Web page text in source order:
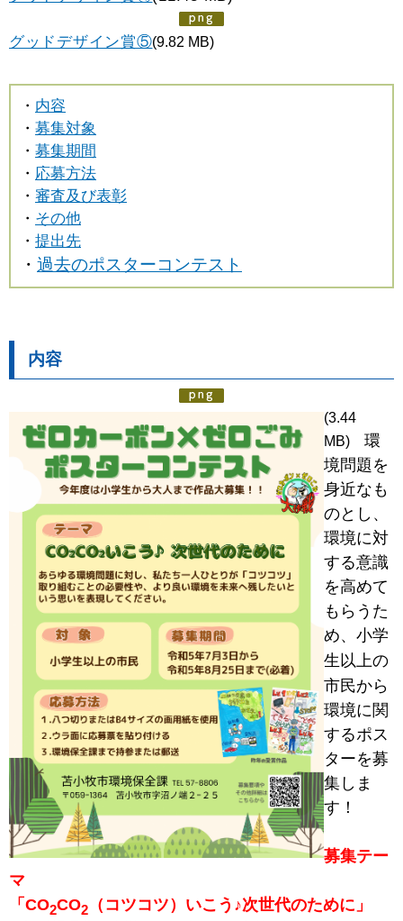
グッドデザイン賞⑤(9.82 MB)
・ 内容
・ 募集対象
・ 募集期間
・ 応募方法
・ 審査及び表彰
・ その他
・ 提出先
・ 過去のポスターコンテスト
内容
(3.44
MB) 環
境問題を
身近なも
のとし、
環境に対
する意識
を高めて
もらうた
め、小学
生以上の
市民から
環境に関
するポス
ターを募
集しま
す！
募集テー
マ
「CO2CO2 （コツコツ）いこう♪次世代のために」